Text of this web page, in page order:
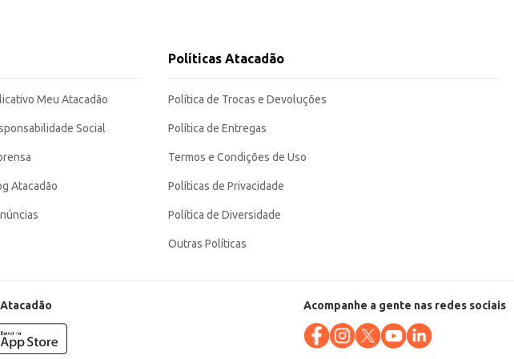
Meu Atacadão
Social
Atacadão
Políticas Atacadão
Política de Trocas e Devoluções
Política de Entregas
Termos e Condições de Uso
Políticas de Privacidade
Política de Diversidade
Outras Políticas
Acompanhe a gente nas redes sociais